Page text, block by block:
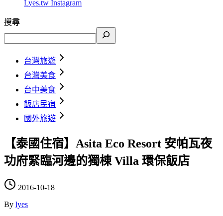
Lyes.tw Instagram
搜尋
台灣旅遊
台灣美食
台中美食
飯店民宿
國外旅遊
【泰國住宿】Asita Eco Resort 安帕瓦夜
功府緊臨河邊的獨棟 Villa 環保飯店
2016-10-18
By lyes